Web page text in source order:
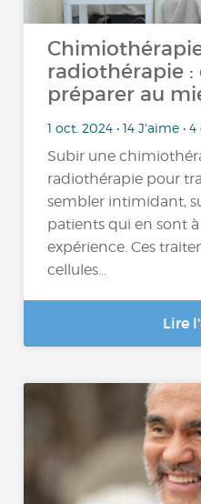
radiothérapie :
préparer au
1 oct. 2024 • 14 J'aime •
Subir une
radiothérapie pour
sembler intimidant,
patients qui en sont
expérience. Ces
cellules...
Lire